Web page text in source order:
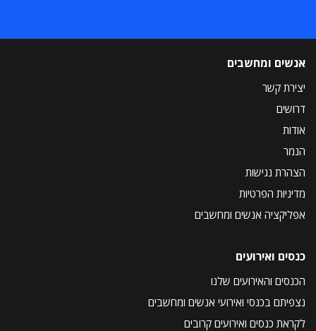
אנשים ומחשבים
יצירת קשר
דרושים
אודות
הנמר
הצהרת נגישות
מדיניות הפרטיות
אפליקציה אנשים ומחשבים
כנסים ואירועים
הכנסים והאירועים שלנו
נצפיתם בכנסי ואירועי אנשים ומחשבים
לקראת כנסים ואירועים קרובים